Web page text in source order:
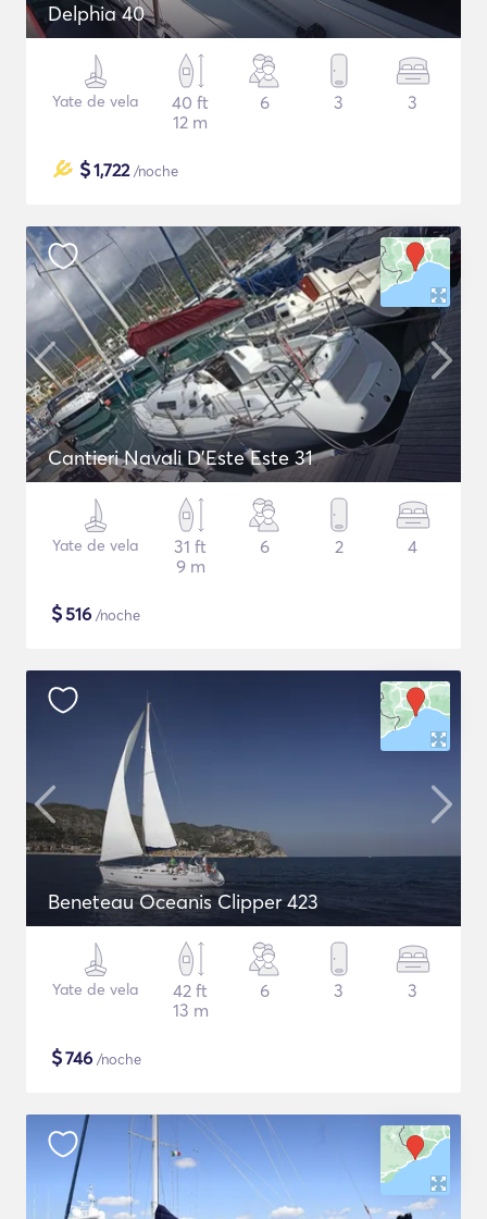
Delphia 40
Yate de vela
40 ft
12 m
6 3 3
$1,722/noche
Cantieri Navali D'Este Este 31
Yate de vela
31 ft
9 m
6 2 4
$516 /noche
Beneteau Oceanis Clipper 423
Yate de vela
42 ft
13 m
6 3 3
$746 /noche